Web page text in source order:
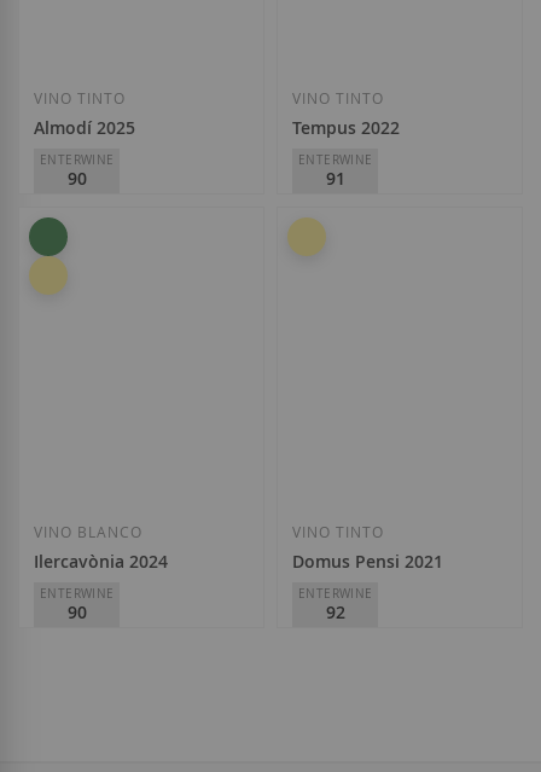
VINO TINTO
Almodí 2025
ENTERWINE
90
Altavins
D.O.
9,40 €
VINO TINTO
Tempus 2022
ENTERWINE
91
Altavins
D.O.
VINO BLANCO
Ilercavònia 2024
ENTERWINE
90
VINO TINTO
Domus Pensi 2021
ENTERWINE
92